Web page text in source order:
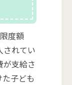
度額
されてい
が支給さ
子ども